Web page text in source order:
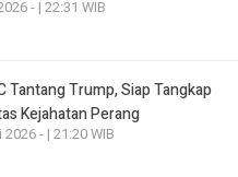
- | 22:31 WIB
Tantang Trump, Siap Tangkap
Kejahatan Perang
- | 21:20 WIB